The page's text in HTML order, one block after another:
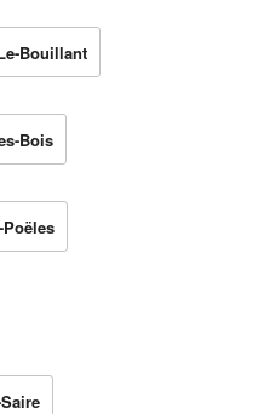
Bouillant
Bois